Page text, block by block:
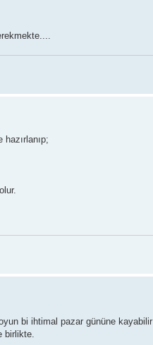
bi ihtimal pazar gününe kayabilir
birlikte.